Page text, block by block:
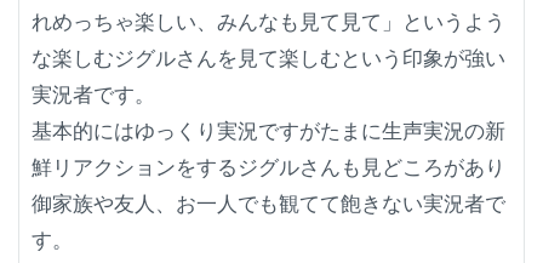
れめっちゃ楽しい、みんなも見て見て」というよう
な楽しむジグルさんを見て楽しむという印象が強い
実況者です。
基本的にはゆっくり実況ですがたまに生声実況の新
鮮リアクションをするジグルさんも見どころがあり
御家族や友人、お一人でも観てて飽きない実況者で
す。